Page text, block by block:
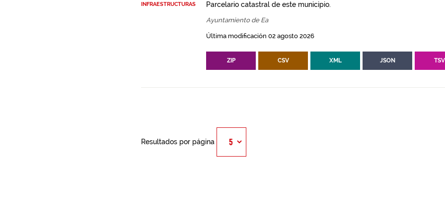
INFRAESTRUCTURAS
Parcelario catastral de este municipio.
Ayuntamiento de Ea
Última modificación 02 agosto 2026
ZIP CSV XML JSON TSV
Resultados por página